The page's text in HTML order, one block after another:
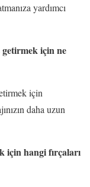
yardımcı
getirmek için ne
için
daha uzun
için hangi fırçaları